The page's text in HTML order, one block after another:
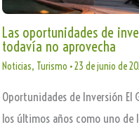
Las oportunidades de
todavía no aprovecha
Noticias, Turismo •23 de junio de
Oportunidades de Inversión El
los últimos años como uno